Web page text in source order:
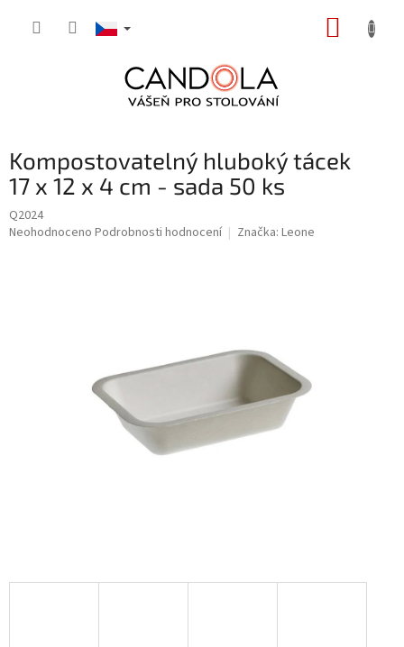
Kompostovatelný hluboký tácek
17 x 12 x 4 cm - sada 50 ks
Q2024
Průměrné
Neohodnoceno Podrobnosti hodnocení Značka: Leone